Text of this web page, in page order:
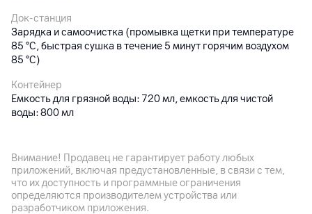
Док-станция
Зарядка и самоочистка (промывка щетки при температуре
85 °С, быстрая сушка в течение 5 минут горячим воздухом
85 °С)
Контейнер
Емкость для грязной воды: 720 мл, емкость для чистой
воды: 800 мл
4.5 кг (вес самого пылесоса), размеры (с док-станцией):
267 х 220.3 х 1110 мм
Особенности
Время работы от аккумулятора до 40 минут; щетка с
Внимание! Продавец не гарантирует работу любых
приложений, включая предустановленные, в связи с тем,
что их доступность и программные ограничения
определяются производителем устройства или
разработчиком приложения.